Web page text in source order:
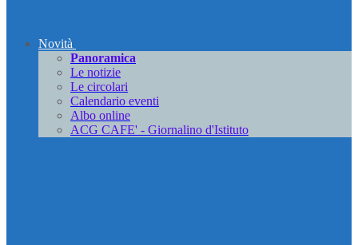
Novità
Panoramica
Le notizie
Le circolari
Calendario eventi
Albo online
ACG CAFE' - Giornalino d'Istituto